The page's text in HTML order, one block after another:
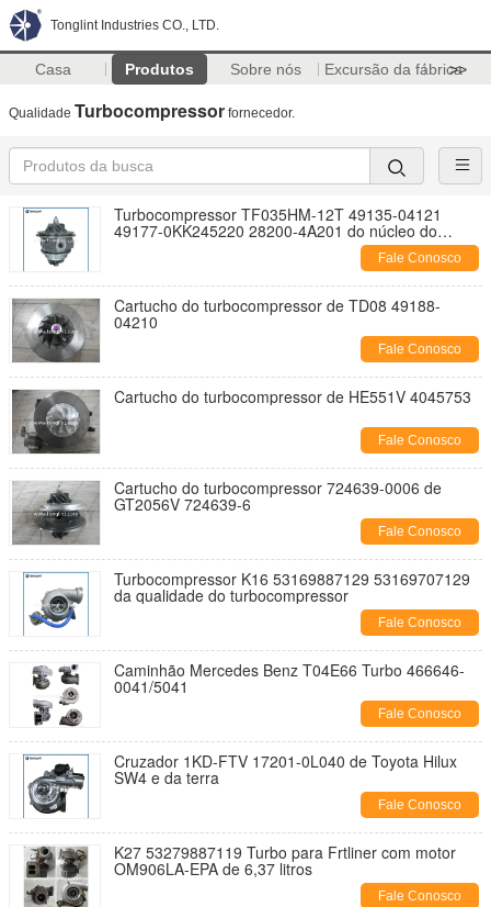
Tonglint Industries CO., LTD.
Casa Produtos Sobre nós Excursão da fábrica
>>
Qualidade Turbocompressor fornecedor.
Turbocompressor TF035HM-12T 49135-04121
49177-0KK245220 28200-4A201 do núcleo do
Fale Conosco
Cartucho do turbocompressor de TD08 49188-
04210
Fale Conosco
Cartucho do turbocompressor de HE551V 4045753
Fale Conosco
Cartucho do turbocompressor 724639-0006 de
GT2056V 724639-6
Fale Conosco
Turbocompressor K16 53169887129 53169707129
da qualidade do turbocompressor
Fale Conosco
Caminhão Mercedes Benz T04E66 Turbo 466646-
0041/5041
Fale Conosco
Cruzador 1KD-FTV 17201-0L040 de Toyota Hilux
SW4 e da terra
Fale Conosco
K27 53279887119 Turbo para Frtliner com motor
OM906LA-EPA de 6,37 litros
Fale Conosco